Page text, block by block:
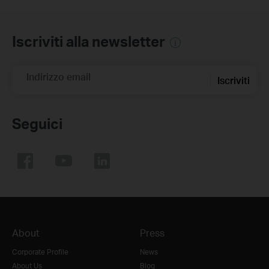
Iscriviti alla newsletter
Indirizzo email Iscriviti
Seguici
About
Corporate Profile
About Us
Press
News
Blog